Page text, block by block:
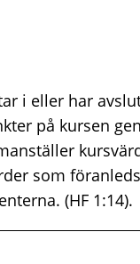
i eller har
på kursen
som
(HF 1:14).